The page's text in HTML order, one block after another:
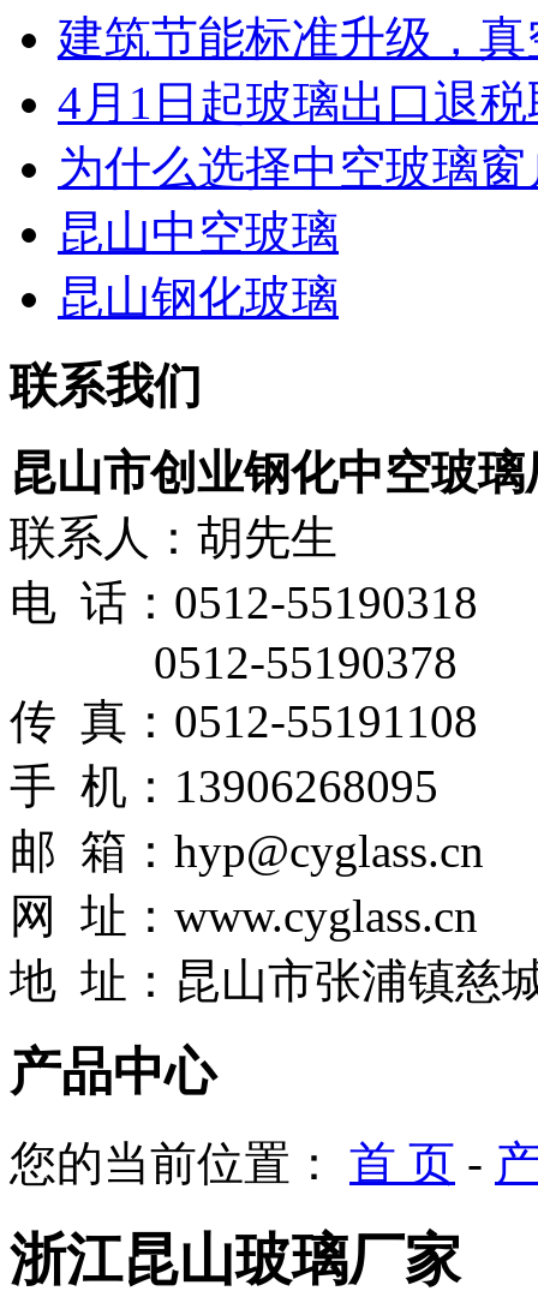
建筑节能标准升级，真
4月1日起玻璃出口退
为什么选择中空玻璃
昆山中空玻璃
昆山钢化玻璃
联系我们
昆山市创业钢化中空玻璃
联系人：胡先生
电 话：0512-55190318
0512-55190378
传 真：0512-55191108
手 机：13906268095
邮 箱：hyp@cyglass.cn
网
址： www.cyglass.cn
地 址：昆山市张浦镇慈
产品中心
您的当前位置： 首 页 -
浙江昆山玻璃厂家